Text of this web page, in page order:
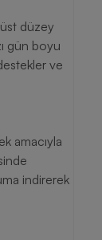
düzey
gün boyu
ve
amacıyla
indirerek